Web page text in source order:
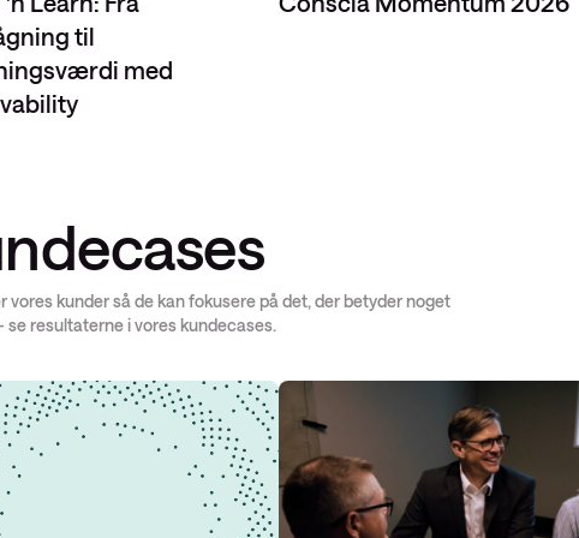
til
med
vores kunder så de kan fokusere på det, der betyder noget
se resultaterne i vores kundecases.